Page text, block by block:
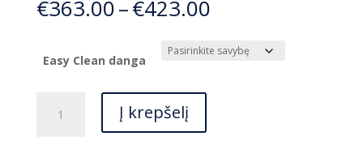
€363.00–€423.00Price
€363.00
through
Easy Clean danga
kiekis:
Į krepšelį